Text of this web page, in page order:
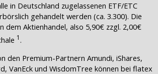
in Deutschland zugelassenen ETF/ETC
gehandelt werden (ca. 3.300). Die
dem Aktienhandel, also 5,90€ zzgl. 2,00€
1.
den Premium-Partnern Amundi, iShares,
VanEck und WisdomTree können bei flatex